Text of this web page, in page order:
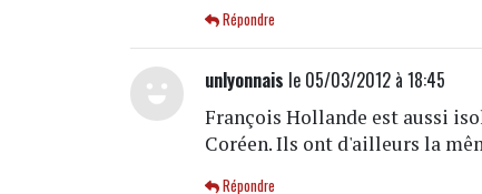
Répondre
unlyonnais le 05/03/2012 à 18:45
François Hollande est aussi
Coréen. Ils ont d'ailleurs la
Répondre